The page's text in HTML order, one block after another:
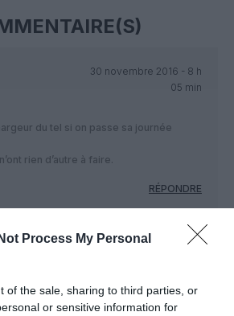
Process My Personal
of the sale, sharing to third parties, or
or sensitive information for
30 novembre 2016 - 8 h
05 min
du tel si on passe sa journée
rien d’autre à faire.
RÉPONDRE
que certains essaient de faire bouger
sens chez AF depuis quelques